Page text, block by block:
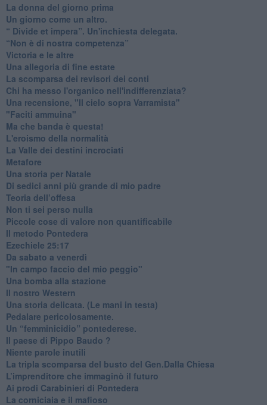
​La donna del giorno prima
​Un giorno come un altro.
​“ Divide et impera”. Un'inchiesta delegata.
“Non è di nostra competenza”
​Victoria e le altre
Una allegoria di fine estate
La scomparsa dei revisori dei conti
Chi ha messo l'organico nell'indifferenziata?
Una recensione, "Il cielo sopra Varramista"
​"Faciti ammuina"
Ma che banda è questa!
L'eroismo della normalità
​La Valle dei destini incrociati
Metafore
​Una storia per Natale
​Di sedici anni più grande di mio padre
Teoria dell’offesa
​Non ti sei perso nulla
​Piccole cose di valore non quantificabile
​Il metodo Pontedera
​Ezechiele 25:17
Da sabato a venerdì
"In campo faccio del mio peggio"
Una bomba alla stazione
Il nostro Western
Una storia delicata. (Le mani in testa)
Pedalare pericolosamente.
Un “femminicidio” pontederese.
Il paese di Pippo Baudo ?
Niente parole inutili
La tripla scomparsa del busto del Gen.Dalla Chiesa
​L’imprenditore che immaginò il futuro
Ai prodi Carabinieri di Pontedera
​La corniciaia e il mafioso